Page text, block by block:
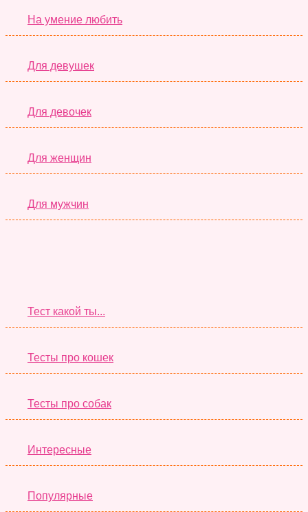
На умение любить
Для девушек
Для девочек
Для женщин
Для мужчин
Тест какой ты...
Тесты про кошек
Тесты про собак
Интересные
Популярные